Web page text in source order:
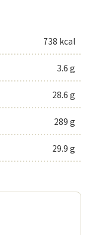
738 kcal
3.6 g
28.6 g
289 g
29.9 g